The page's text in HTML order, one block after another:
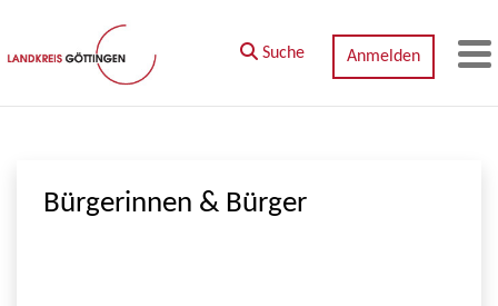
Zum Hauptinhalt springen
Suche Anmelden
Bürgerinnen & Bürger